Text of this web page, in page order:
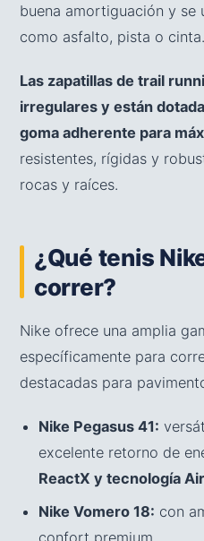
buena amortiguación y se
como asfalto, pista o cinta.
Las zapatillas de trail
irregulares y están
goma adherente para
resistentes, rígidas y
rocas y raíces.
¿Qué tenis
correr?
Nike ofrece una amplia
específicamente para
destacadas para
Nike Pegasus 41:
excelente retorno de
ReactX y tecnología
Nike Vomero 18: con